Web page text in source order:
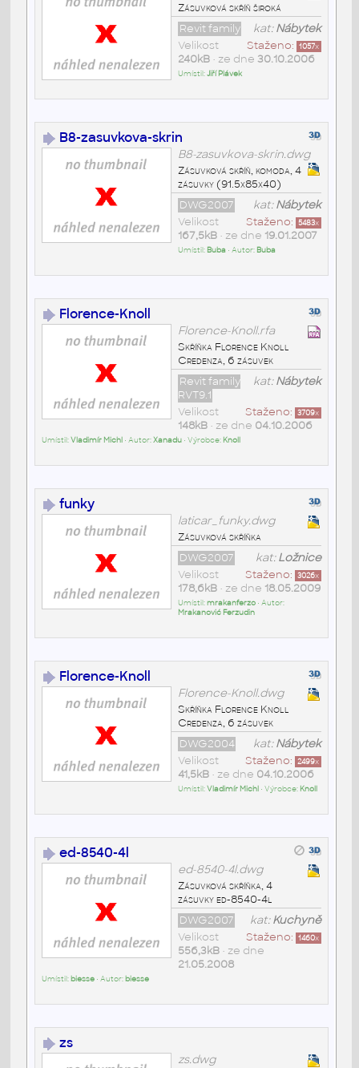
Zásuvková skříň široká
kat:Nábytek
Revit family
Staženo: 1057x
Velikost
240kB• ze dne 30.10.2006
Umístil:Jiří Plávek
B8-zasuvkova-skrin
B8-zasuvkova-skrin.dwg
Zásuvková skříň, komoda, 4
zásuvky (91.5x85x40)
kat:Nábytek
DWG2007
Staženo: 5483x
Velikost
167,5kB• ze dne 19.01.2007
Umístil: Buba • Autor: Buba
Florence-Knoll
Florence-Knoll.rfa
Skříňka Florence Knoll
Credenza, 6 zásuvek
kat:Nábytek
Revit family
RVT9.1
Staženo: 3709x
Velikost
148kB• ze dne 04.10.2006
Umístil:Vladimír Michl • Autor:Xanadu• Výrobce: Knoll
funky
laticar_funky.dwg
Zásuvková skříňka
kat:Ložnice
DWG2007
Staženo: 3026x
Velikost
178,6kB• ze dne 18.05.2009
Umístil:mrakanferzo• Autor:
Mrakanović Ferzudin
Florence-Knoll
Florence-Knoll.dwg
Skříňka Florence Knoll
Credenza, 6 zásuvek
kat:Nábytek
DWG2004
Staženo: 2499x
Velikost
41,5kB• ze dne 04.10.2006
Umístil:Vladimír Michl • Výrobce: Knoll
ed-8540-4l
ed-8540-4l.dwg
Zásuvková skříňka, 4
zásuvky ed-8540-4l
kat:Kuchyně
DWG2007
Staženo: 1460x
Velikost
556,3kB• ze dne
21.05.2008
Umístil: biesse• Autor: biesse
zs
zs.dwg